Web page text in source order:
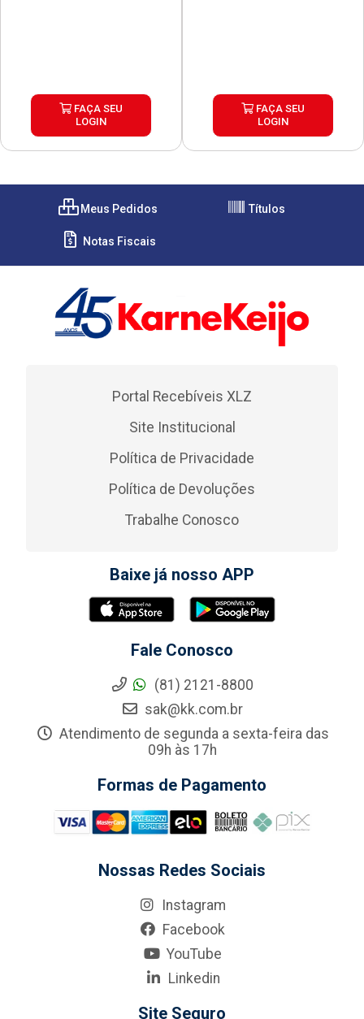
FAÇA SEU
LOGIN
FAÇA SEU
LOGIN
Meus Pedidos Títulos
Notas Fiscais
Portal Recebíveis XLZ
Site Institucional
Política de Privacidade
Política de Devoluções
Trabalhe Conosco
Baixe já nosso APP
Fale Conosco
(81) 2121-8800
sak@kk.com.br
Atendimento de segunda a sexta-feira das
09h às 17h
Formas de Pagamento
Nossas Redes Sociais
Instagram
Facebook
YouTube
Linkedin
Site Seguro